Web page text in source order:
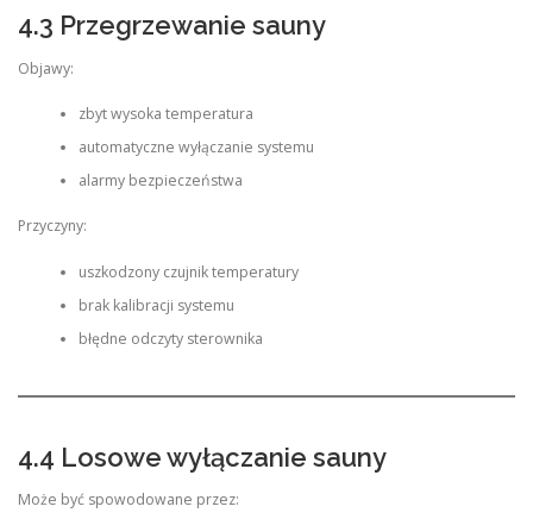
4.3 Przegrzewanie sauny
Objawy:
zbyt wysoka temperatura
automatyczne wyłączanie systemu
alarmy bezpieczeństwa
Przyczyny:
uszkodzony czujnik temperatury
brak kalibracji systemu
błędne odczyty sterownika
4.4 Losowe wyłączanie sauny
Może być spowodowane przez: